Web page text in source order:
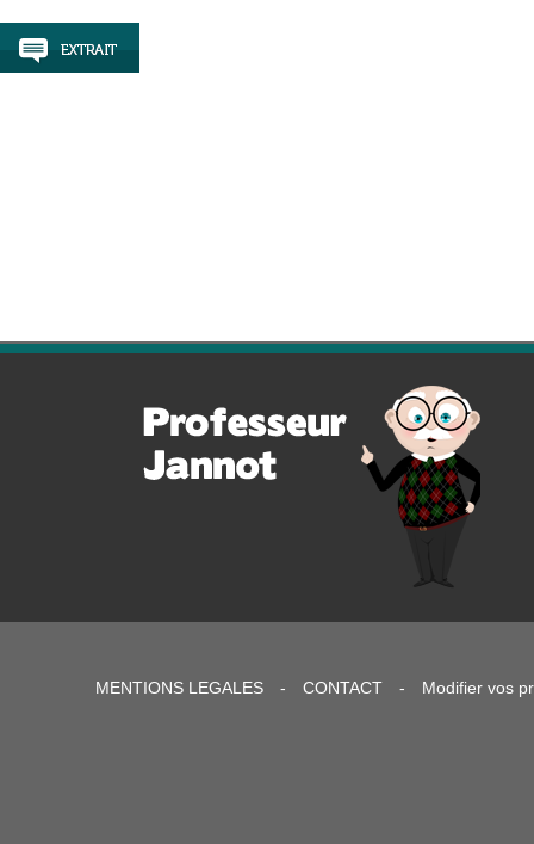
MENTIONS LEGALES - CONTACT - Modifier vos